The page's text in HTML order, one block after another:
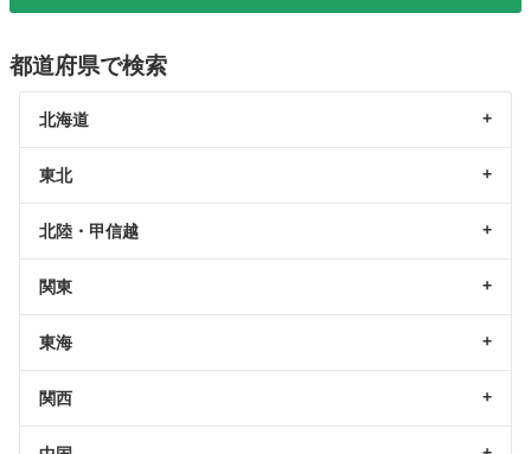
都道府県で検索
北海道
東北
北陸・甲信越
関東
東海
関西